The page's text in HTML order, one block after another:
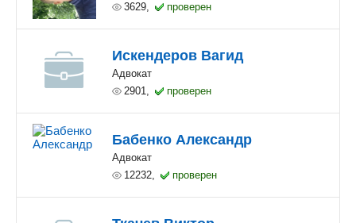
3629,
проверен
Искендеров Вагид
Адвокат
2901,
проверен
Бабенко Александр
Адвокат
12232,
проверен